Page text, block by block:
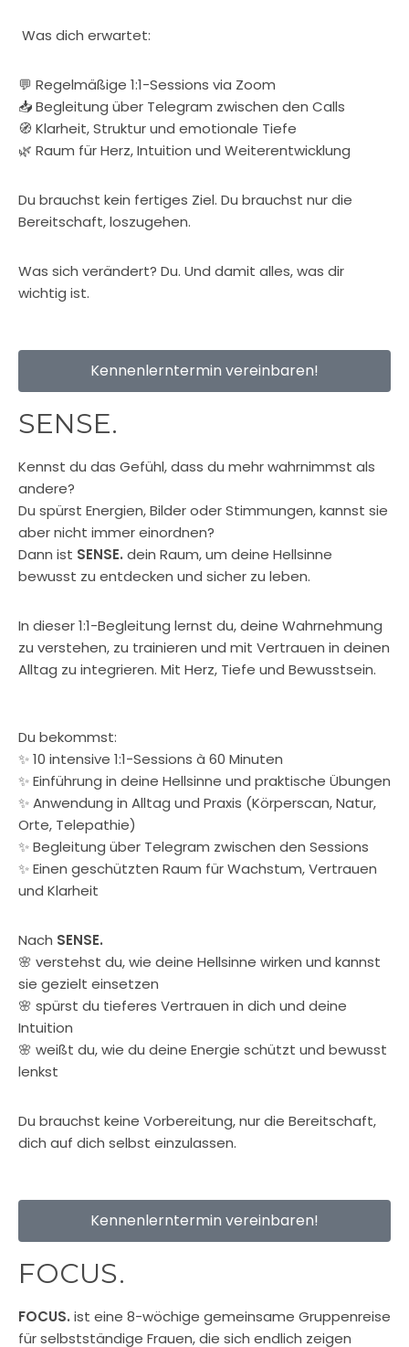
Was dich erwartet:
💬 Regelmäßige 1:1-Sessions via Zoom
📥 Begleitung über Telegram zwischen den Calls
🧭 Klarheit, Struktur und emotionale Tiefe
🌿 Raum für Herz, Intuition und Weiterentwicklung
Du brauchst kein fertiges Ziel. Du brauchst nur die
Bereitschaft, loszugehen.
Was sich verändert? Du. Und damit alles, was dir
wichtig ist.
Kennenlerntermin vereinbaren!
SENSE.
Kennst du das Gefühl, dass du mehr wahrnimmst als
andere?
Du spürst Energien, Bilder oder Stimmungen, kannst sie
aber nicht immer einordnen?
Dann ist SENSE. dein Raum, um deine Hellsinne
bewusst zu entdecken und sicher zu leben.
In dieser 1:1-Begleitung lernst du, deine Wahrnehmung
zu verstehen, zu trainieren und mit Vertrauen in deinen
Alltag zu integrieren. Mit Herz, Tiefe und Bewusstsein.
Du bekommst:
✨ 10 intensive 1:1-Sessions à 60 Minuten
✨ Einführung in deine Hellsinne und praktische Übungen
✨ Anwendung in Alltag und Praxis (Körperscan, Natur,
Orte, Telepathie)
✨ Begleitung über Telegram zwischen den Sessions
✨ Einen geschützten Raum für Wachstum, Vertrauen
und Klarheit
Nach SENSE.
🌸 verstehst du, wie deine Hellsinne wirken und kannst
sie gezielt einsetzen
🌸 spürst du tieferes Vertrauen in dich und deine
Intuition
🌸 weißt du, wie du deine Energie schützt und bewusst
lenkst
Du brauchst keine Vorbereitung, nur die Bereitschaft,
dich auf dich selbst einzulassen.
Kennenlerntermin vereinbaren!
FOCUS.
FOCUS. ist eine 8-wöchige gemeinsame Gruppenreise
für selbstständige Frauen, die sich endlich zeigen